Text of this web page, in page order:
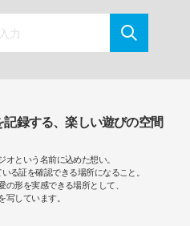
録する、楽しい遊びの空間
オという名前に込めた想い。
る証を確認できる場所になること。
形を実感できる場所として、
写しています。